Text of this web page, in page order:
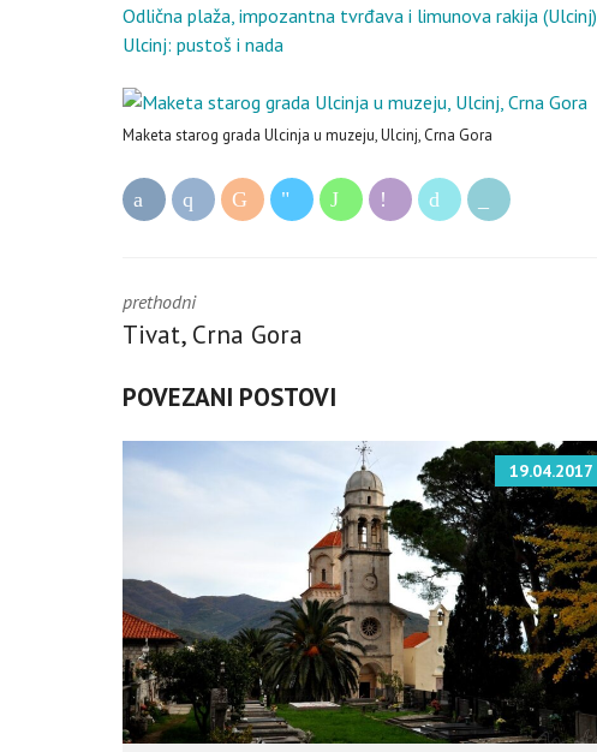
Odlična plaža, impozantna tvrđava i limunova rakija (Ulcinj)
Ulcinj: pustoš i nada
Maketa starog grada Ulcinja u muzeju, Ulcinj, Crna Gora
prethodni
Tivat, Crna Gora
POVEZANI POSTOVI
19.04.2017